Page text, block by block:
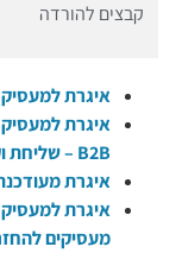
קבצים להורדה
איגרת למעסיק 2020.pdf
B2B – שליחת וקבלת קבצים באמצעות האינטרנט
איגרת מעודכנת למאי 2011 למעסיקים
איגרת למעסיק
מעסיקים